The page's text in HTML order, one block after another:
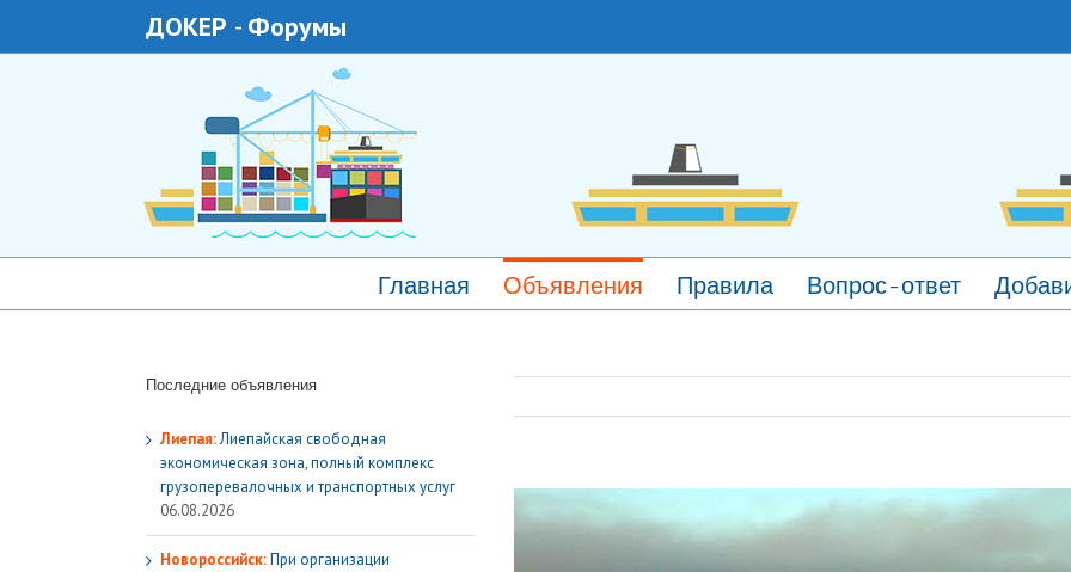
ДОКЕР - Форумы
Главная Объявления Правила Вопрос-ответ
Последние объявления
Лиепая:Лиепайская свободная
экономическая зона, полный комплекс
грузoперевалочных и транспортных услуг
06.08.2026
Новороссийск:При организации